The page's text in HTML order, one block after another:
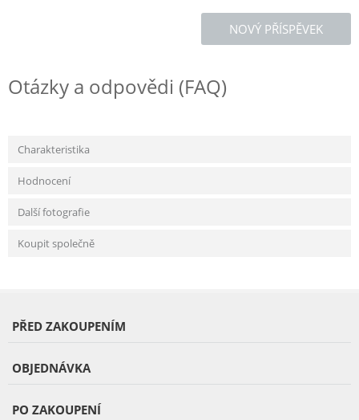
NOVÝ PŘÍSPĚVEK
Otázky a odpovědi (FAQ)
Charakteristika
Hodnocení
Další fotografie
Koupit společně
PŘED ZAKOUPENÍM
OBJEDNÁVKA
PO ZAKOUPENÍ